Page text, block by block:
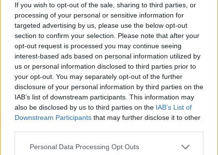
If you wish to opt-out of the sale, sharing to third parties, or
processing of your personal or sensitive information for
targeted advertising by us, please use the below opt-out
section to confirm your selection. Please note that after your
opt-out request is processed you may continue seeing
interest-based ads based on personal information utilized by
us or personal information disclosed to third parties prior to
your opt-out. You may separately opt-out of the further
disclosure of your personal information by third parties on the
IAB’s list of downstream participants. This information may
also be disclosed by us to third parties on the IAB’s List of
Downstream Participants that may further disclose it to other
Please note that this website/app uses one or more Google
Personal Data Processing Opt Outs
50 /50
2000 /2000
Υποβολή σχολίου
Όροι Χρήσης. Το site προστατεύεται από reCAPTCHA, ισχύουν
Πολιτική Απορρήτου&Όροι Χρήσηςτης Google.
ΑΛΕΞΗΣ ΤΣΙΠΡΑΣ
ΠΑΝΟΣ ΚΑΜΜΕΝΟΣ